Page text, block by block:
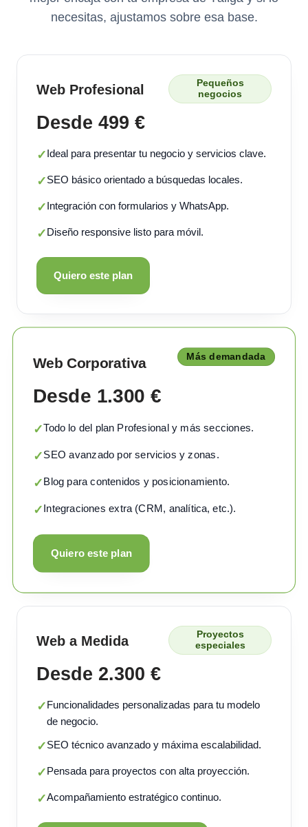
necesitas, ajustamos sobre esa base.
Web Profesional
Pequeños
negocios
Desde 499 €
✓Ideal para presentar tu negocio y servicios clave.
✓SEO básico orientado a búsquedas locales.
✓Integración con formularios y WhatsApp.
✓Diseño responsive listo para móvil.
Quiero este plan
Web Corporativa Más demandada
Desde 1.300 €
✓Todo lo del plan Profesional y más secciones.
✓SEO avanzado por servicios y zonas.
✓Blog para contenidos y posicionamiento.
✓Integraciones extra (CRM, analítica, etc.).
Quiero este plan
Web a Medida
Proyectos
especiales
Desde 2.300 €
✓Funcionalidades personalizadas para tu modelo
de negocio.
✓SEO técnico avanzado y máxima escalabilidad.
✓Pensada para proyectos con alta proyección.
✓Acompañamiento estratégico continuo.